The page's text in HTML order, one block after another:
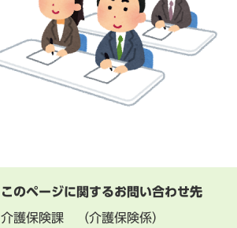
このページに関するお問い合わせ先
介護保険課
介護保険係